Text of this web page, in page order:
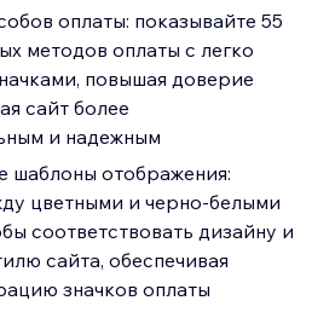
оплаты: показывайте 55
методов оплаты с легко
повышая доверие
сайт более
и надежным
шаблоны отображения:
цветными и черно-белыми
соответствовать дизайну и
сайта, обеспечивая
значков оплаты